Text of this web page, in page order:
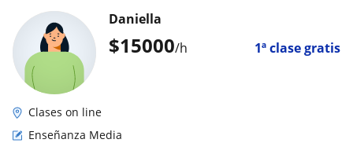
$15000/h 1ª clase gratis
Daniella
Clases on line
Enseñanza Media